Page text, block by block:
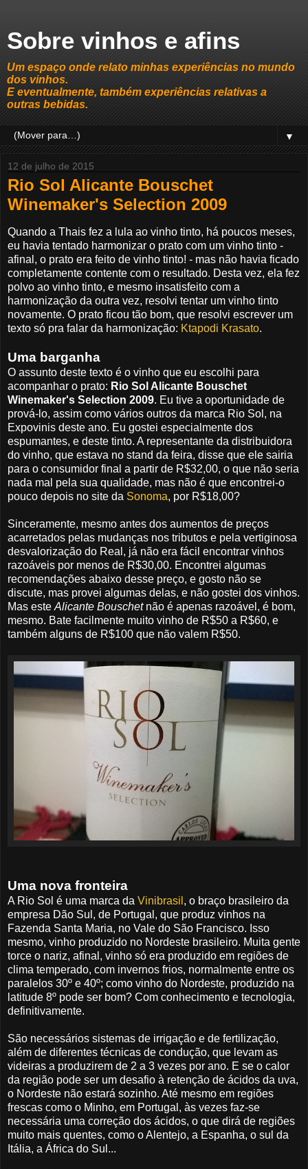
Sobre vinhos e afins
Um espaço onde relato minhas experiências no mundo
dos vinhos.
E eventualmente, também experiências relativas a
outras bebidas.
▼
12 de julho de 2015
Rio Sol Alicante Bouschet
Winemaker's Selection 2009
Quando a Thais fez a lula ao vinho tinto, há poucos meses,
eu havia tentado harmonizar o prato com um vinho tinto -
afinal, o prato era feito de vinho tinto! - mas não havia ficado
completamente contente com o resultado. Desta vez, ela fez
polvo ao vinho tinto, e mesmo insatisfeito com a
harmonização da outra vez, resolvi tentar um vinho tinto
novamente. O prato ficou tão bom, que resolvi escrever um
texto só pra falar da harmonização: Ktapodi Krasato.
Uma barganha
O assunto deste texto é o vinho que eu escolhi para
acompanhar o prato: Rio Sol Alicante Bouschet
Winemaker's Selection 2009. Eu tive a oportunidade de
prová-lo, assim como vários outros da marca Rio Sol, na
Expovinis deste ano. Eu gostei especialmente dos
espumantes, e deste tinto. A representante da distribuidora
do vinho, que estava no stand da feira, disse que ele sairia
para o consumidor final a partir de R$32,00, o que não seria
nada mal pela sua qualidade, mas não é que encontrei-o
pouco depois no site da Sonoma, por R$18,00?
Sinceramente, mesmo antes dos aumentos de preços
acarretados pelas mudanças nos tributos e pela vertiginosa
desvalorização do Real, já não era fácil encontrar vinhos
razoáveis por menos de R$30,00. Encontrei algumas
recomendações abaixo desse preço, e gosto não se
discute, mas provei algumas delas, e não gostei dos vinhos.
Mas este Alicante Bouschetnão é apenas razoável, é bom,
mesmo. Bate facilmente muito vinho de R$50 a R$60, e
também alguns de R$100 que não valem R$50.
Uma nova fronteira
A Rio Sol é uma marca da Vinibrasil , o braço brasileiro da
empresa Dão Sul, de Portugal, que produz vinhos na
Fazenda Santa Maria, no Vale do São Francisco. Isso
mesmo, vinho produzido no Nordeste brasileiro. Muita gente
torce o nariz, afinal, vinho só era produzido em regiões de
clima temperado, com invernos frios, normalmente entre os
paralelos 30º e 40º; como vinho do Nordeste, produzido na
latitude 8º pode ser bom? Com conhecimento e tecnologia,
definitivamente.
São necessários sistemas de irrigação e de fertilização,
além de diferentes técnicas de condução, que levam as
videiras a produzirem de 2 a 3 vezes por ano. E se o calor
da região pode ser um desafio à retenção de ácidos da uva,
o Nordeste não estará sozinho. Até mesmo em regiões
frescas como o Minho, em Portugal, às vezes faz-se
necessária uma correção dos ácidos, o que dirá de regiões
muito mais quentes, como o Alentejo, a Espanha, o sul da
Itália, a África do Sul...